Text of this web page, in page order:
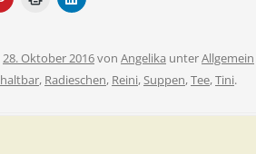
28. Oktober 2016von Angelika unterAllgemein
haltbar, Radieschen, Reini,Suppen,Tee,Tini.